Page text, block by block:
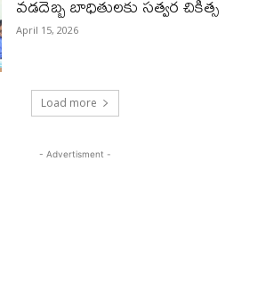
వడదెబ్బ బాధితులకు సత్వర చికిత్స
April 15, 2026
Load more
- Advertisment -